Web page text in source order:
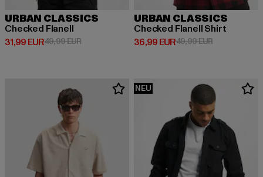
URBAN CLASSICS
Checked Flanell
31,99 EUR
Derzeitiger Preis: 31,99 EUR
49,99 EURAktionspreis: 49,99 EUR
URBAN CLASSICS
Checked Flanell Shirt
36,99 EUR
Derzeitiger Preis: 36,99 EUR
49,99 EURAktionspreis:
NEU